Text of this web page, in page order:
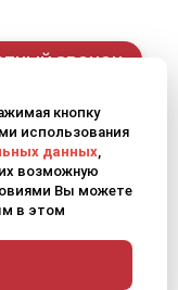
звонок
защищены.
кнопку
использования
данных,
возможную
Вы можете
в этом